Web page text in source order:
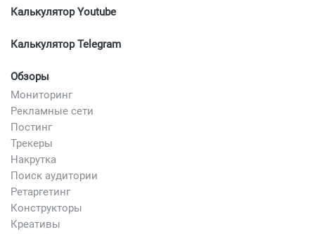
Калькулятор Youtube
Калькулятор Telegram
Обзоры
Мониторинг
Рекламные сети
Постинг
Трекеры
Накрутка
Поиск аудитории
Ретаргетинг
Конструкторы
Креативы